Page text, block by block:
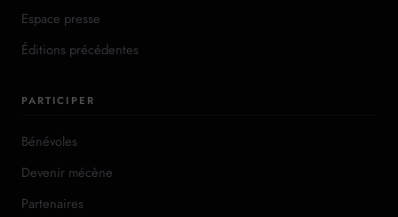
Espace presse
Éditions précédentes
PARTICIPER
Bénévoles
Devenir mécène
Partenaires